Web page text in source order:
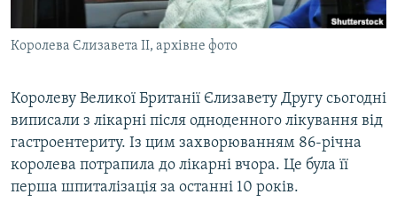
ПОДКАСТИ
РУС
УКР
КТАТ
Королева Єлизавета II, архівне фото
Королеву Великої Британії Єлизавету Другу сьогодні
виписали з лікарні після одноденного лікування від
гастроентериту. Із цим захворюванням 86-річна
королева потрапила до лікарні вчора. Це була її
перша шпиталізація за останні 10 років.